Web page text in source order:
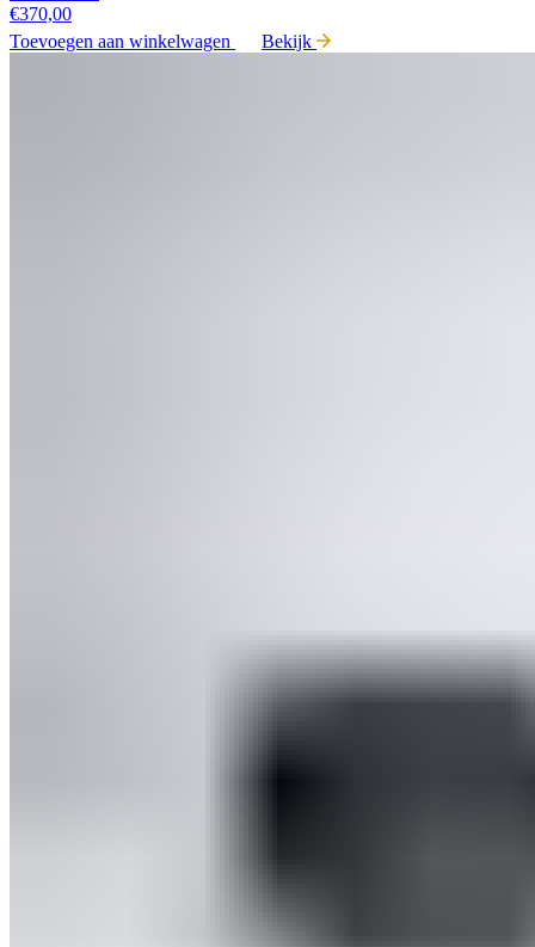
€370,00
Toevoegen aan winkelwagen
Bekijk